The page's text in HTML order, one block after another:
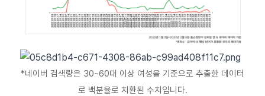
*네이버 검색량은 30~60대 이상 여성을 기준으로 추출한 데이터
로 백분율로 치환된 수치입니다.